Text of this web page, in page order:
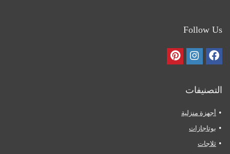
Follow Us
التصنيفات
أجهزة منزلية
بوتاجازات
ثلاجات